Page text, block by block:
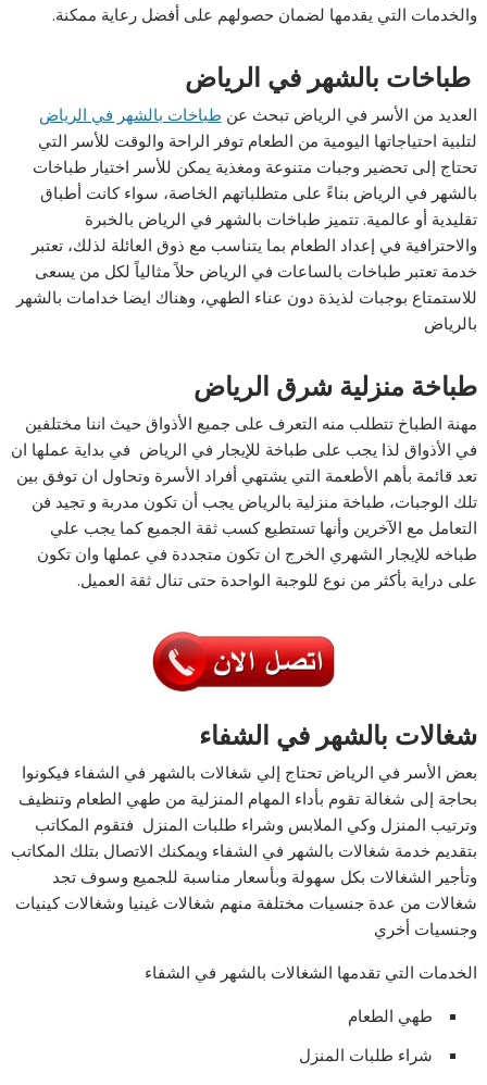
والخدمات التي يقدمها لضمان حصولهم على أفضل رعاية ممكنة.
طباخات بالشهر في الرياض
العديد من الأسر في الرياض تبحث عن طباخات بالشهر في الرياض
لتلبية احتياجاتها اليومية من الطعام توفر الراحة والوقت للأسر التي
تحتاج إلى تحضير وجبات متنوعة ومغذية يمكن للأسر اختيار طباخات
بالشهر في الرياض بناءً على متطلباتهم الخاصة، سواء كانت أطباق
تقليدية أو عالمية. تتميز طباخات بالشهر في الرياض بالخبرة
والاحترافية في إعداد الطعام بما يتناسب مع ذوق العائلة لذلك، تعتبر
خدمة تعتبر طباخات بالساعات في الرياض حلاً مثالياً لكل من يسعى
للاستمتاع بوجبات لذيذة دون عناء الطهي، وهناك ايضا خدامات بالشهر
بالرياض
طباخة منزلية شرق الرياض
مهنة الطباخ تتطلب منه التعرف على جميع الأذواق حيث اننا مختلفين
في الأذواق لذا يجب على طباخة للإيجار في الرياض في بداية عملها ان
تعد قائمة بأهم الأطعمة التي يشتهي أفراد الأسرة وتحاول ان توفق بين
تلك الوجبات، طباخة منزلية بالرياض يجب أن تكون مدربة و تجيد فن
التعامل مع الآخرين وأنها تستطيع كسب ثقة الجميع كما يجب علي
طباخه للإيجار الشهري الخرج ان تكون متجددة في عملها وان تكون
على دراية بأكثر من نوع للوجبة الواحدة حتى تنال ثقة العميل.
شغالات بالشهر في الشفاء
بعض الأسر في الرياض تحتاج إلي شغالات بالشهر في الشفاء فيكونوا
بحاجة إلى شغالة تقوم بأداء المهام المنزلية من طهي الطعام وتنظيف
وترتيب المنزل وكي الملابس وشراء طلبات المنزل فتقوم المكاتب
بتقديم خدمة شغالات بالشهر في الشفاء ويمكنك الاتصال بتلك المكاتب
وتأجير الشغالات بكل سهولة وبأسعار مناسبة للجميع وسوف تجد
شغالات من عدة جنسيات مختلفة منهم شغالات غينيا وشغالات كينيات
وجنسيات أخري
الخدمات التي تقدمها الشغالات بالشهر في الشفاء
طهي الطعام
شراء طلبات المنزل